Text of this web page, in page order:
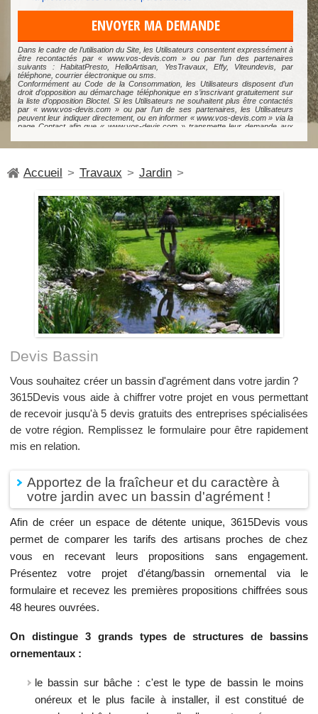
Accueil > Travaux > Jardin >
Devis Bassin
Vous souhaitez créer un bassin d'agrément dans votre jardin ?
3615Devis vous aide à chiffrer votre projet en vous permettant
de recevoir jusqu'à 5 devis gratuits des entreprises spécialisées
de votre région. Remplissez le formulaire pour être rapidement
mis en relation.
Apportez de la fraîcheur et du caractère à
votre jardin avec un bassin d'agrément !
Afin de créer un espace de détente unique, 3615Devis vous
permet de comparer les tarifs des artisans proches de chez
vous en recevant leurs propositions sans engagement.
Présentez votre projet d'étang/bassin ornemental via le
formulaire et recevez les premières propositions chiffrées sous
48 heures ouvrées.
On distingue 3 grands types de structures de bassins
ornementaux :
le bassin sur bâche : c'est le type de bassin le moins
onéreux et le plus facile à installer, il est constitué de